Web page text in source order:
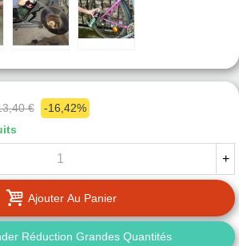
€
-16,42%
+
Ajouter Au Panier
Réduction Grandes Quantités